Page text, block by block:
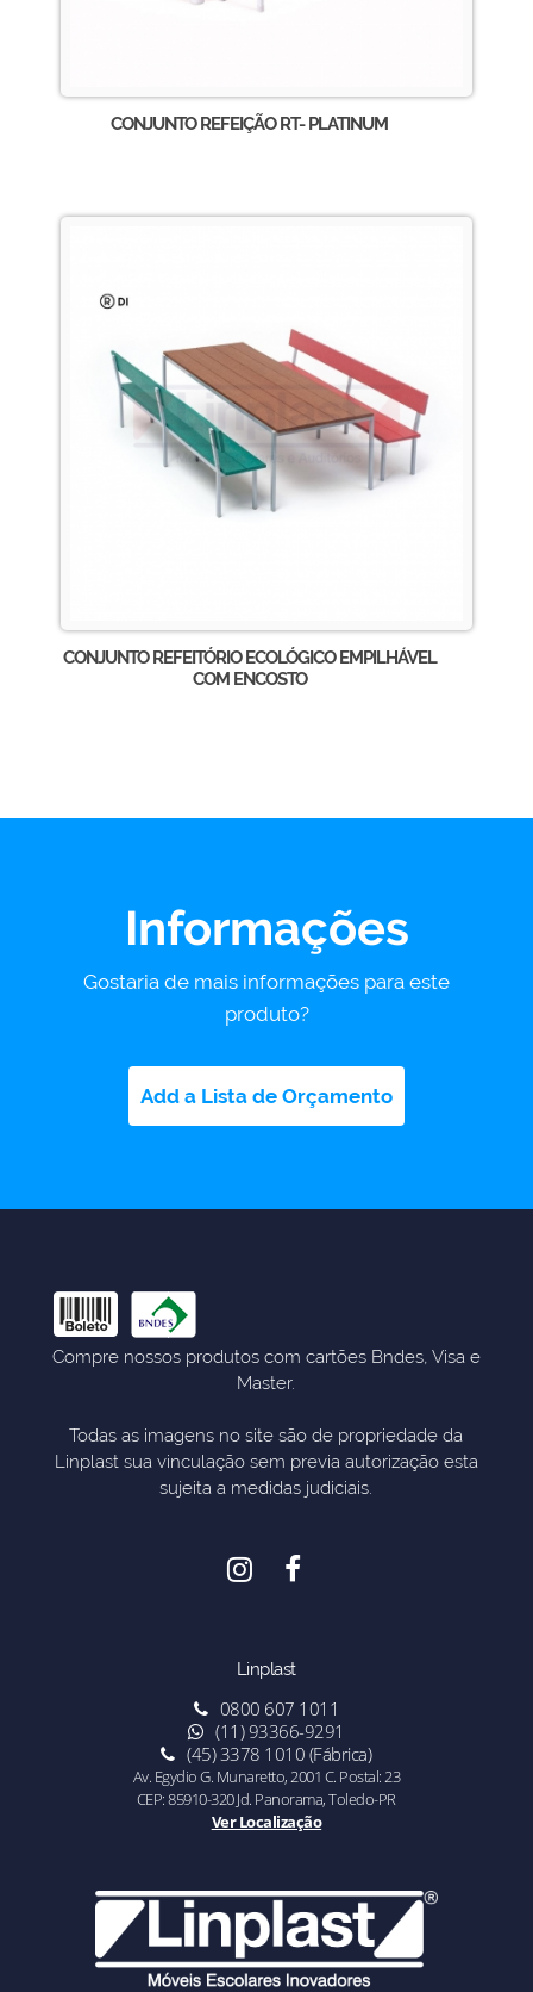
CONJUNTO REFEIÇÃO RT- PLATINUM
CONJUNTO REFEITÓRIO ECOLÓGICO EMPILHÁVEL
COM ENCOSTO
Informações
Gostaria de mais informações para este
produto?
Add a Lista de Orçamento
Compre nossos produtos com cartões Bndes, Visa e
Master.
Todas as imagens no site são de propriedade da
Linplast sua vinculação sem previa autorização esta
sujeita a medidas judiciais.
Linplast
0800 607 1011
(11) 93366-9291
(45) 3378 1010 (Fábrica)
Av. Egydio G. Munaretto, 2001 C. Postal: 23
CEP: 85910-320 Jd. Panorama, Toledo-PR
Ver Localização